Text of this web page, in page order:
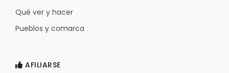
Qué ver y hacer
Pueblos y comarca
AFILIARSE